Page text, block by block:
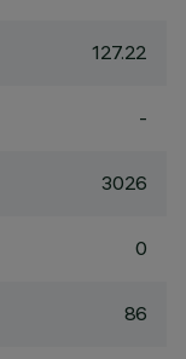
127.22
-
3026
0
86